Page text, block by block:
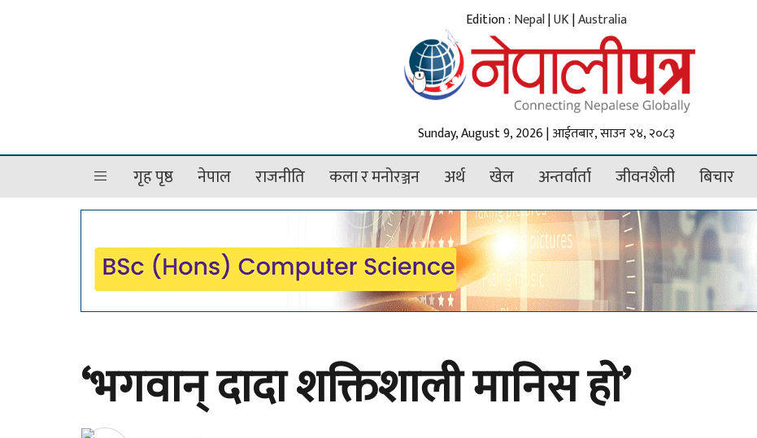
Edition : Nepal|UK|Australia
Sunday, August 9, 2026 | आईतबार, साउन २४, २०८३
गृह पृष्ठ नेपाल राजनीति कला र मनोरञ्जन अर्थ खेल अन्तर्वार्ता जीवनशैली बिचार
‘भगवान् दादा शक्तिशाली मानिस हो’